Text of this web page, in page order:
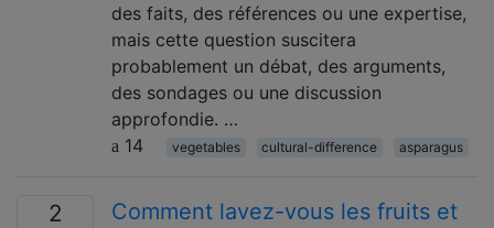
des faits, des références ou une expertise,
mais cette question suscitera
probablement un débat, des arguments,
des sondages ou une discussion
approfondie. …
14
vegetables cultural-difference asparagus
2
Comment lavez-vous les fruits et